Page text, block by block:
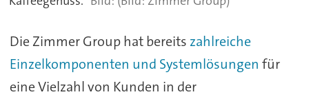
Die Zimmer Group hat bereits zahlreiche
Einzelkomponenten und Systemlösungen für
eine Vielzahl von Kunden in der